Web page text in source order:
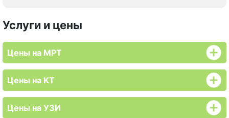
Услуги и цены
Цены на МРТ
Цены на KT
Цены на УЗИ